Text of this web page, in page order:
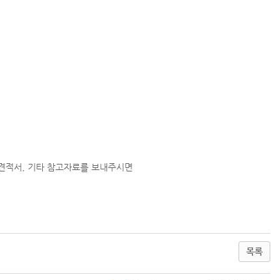
서, 기타 참고자료를 보내주시면
목록